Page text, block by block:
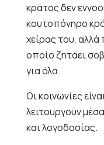
κράτος δεν
κουτοπόνηρο
χείρας του,
οποίο ζητάει
για όλα.
Οι κοινωνίες
λειτουργούν
και λογοδοσίας.